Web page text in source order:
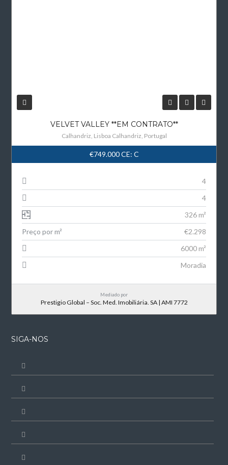
VELVET VALLEY **EM CONTRATO**
Calhandriz, Lisboa Calhandriz, Portugal
€749.000CE: C
4
4
326 m²
Preço por m²
€2.298
6000 m²
Moradia
Mediado por
Prestigio Global – Soc. Med. Imobiliária. SA | AMI 7772
SIGA-NOS